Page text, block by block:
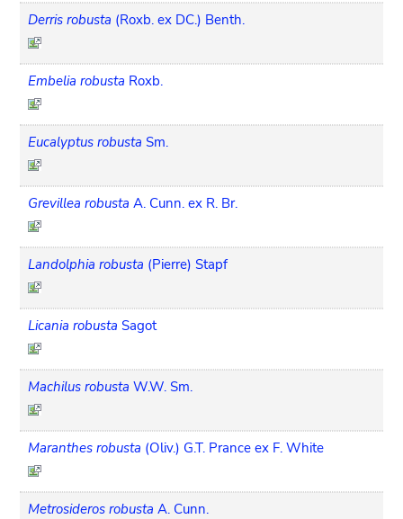
Derris robusta (Roxb. ex DC.) Benth.
Embelia robusta Roxb.
Eucalyptus robusta Sm.
Grevillea robusta A. Cunn. ex R. Br.
Landolphia robusta (Pierre) Stapf
Licania robusta Sagot
Machilus robusta W.W. Sm.
Maranthes robusta (Oliv.) G.T. Prance ex F. White
Metrosideros robusta A. Cunn.